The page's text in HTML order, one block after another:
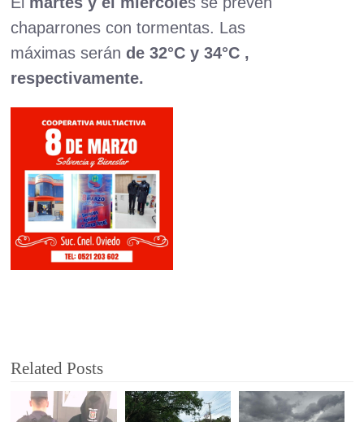
chaparrones con tormentas. Las
máximas serán de 32°C y 34°C ,
respectivamente.
Related Posts